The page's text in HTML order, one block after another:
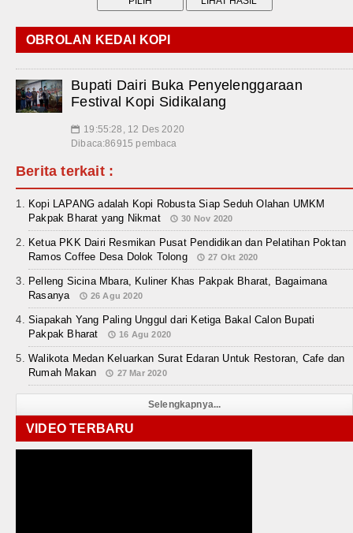
OBROLAN KEDAI KOPI
Bupati Dairi Buka Penyelenggaraan
Festival Kopi Sidikalang
📅 19:55:28, 12 Des 2020
Dibaca:86915 pembaca
Berita terkait :
Kopi LAPANG adalah Kopi Robusta Siap Seduh Olahan UMKM
Pakpak Bharat yang Nikmat
30 Nov 2020
Ketua PKK Dairi Resmikan Pusat Pendidikan dan Pelatihan Poktan
Ramos Coffee Desa Dolok Tolong
27 Okt 2020
Pelleng Sicina Mbara, Kuliner Khas Pakpak Bharat, Bagaimana
Rasanya
26 Agu 2020
Siapakah Yang Paling Unggul dari Ketiga Bakal Calon Bupati
Pakpak Bharat
16 Agu 2020
Walikota Medan Keluarkan Surat Edaran Untuk Restoran, Cafe dan
Rumah Makan
27 Mar 2020
Selengkapnya...
VIDEO TERBARU